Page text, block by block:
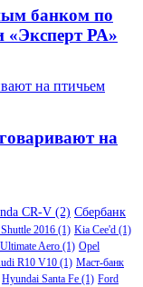
банком по
«Эксперт РА»
на
CR-V (2) Сбербанк
2016 (1) Kia Cee'd (1)
Aero (1) Opel
R10 V10 (1) Маст-банк
Hyundai Santa Fe (1) Ford